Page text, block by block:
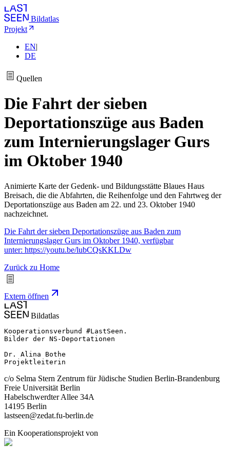
Bildatlas
Projekt
EN|
DE
Quellen
Die Fahrt der sieben
Deportationszüge aus Baden
zum Internierungslager Gurs
im Oktober 1940
Animierte Karte der Gedenk- und Bildungsstätte Blaues Haus
Breisach, die die Abfahrten, die Reihenfolge und den Fahrtweg der
Deportationszüge aus Baden am 22. und 23. Oktober 1940
nachzeichnet.
Die Fahrt der sieben Deportationszüge aus Baden zum
Internierungslager Gurs im Oktober 1940, verfügbar
unter: https://youtu.be/lubCQsKKLDw
Zurück zu Home
Extern öffnen
Bildatlas
Kooperationsverbund #LastSeen.
Bilder der NS-Deportationen
Dr. Alina Bothe
Projektleiterin
c/o Selma Stern Zentrum für Jüdische Studien Berlin-Brandenburg
Freie Universität Berlin
Habelschwerdter Allee 34A
14195 Berlin
lastseen@zedat.fu-berlin.de
Ein Kooperationsprojekt von